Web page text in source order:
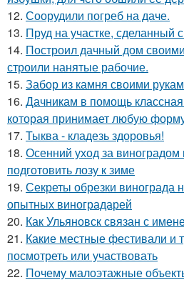
12. Соорудили погреб на даче.
13. Пруд на участке, сделанный
14. Построил дачный дом
строили нанятые рабочие.
15. Забор из камня своими
16. Дачникам в помощь
которая принимает любую
17. Тыква - кладезь здоровья!
18. Осенний уход за виноградом
подготовить лозу к зиме
19. Секреты обрезки винограда
опытных виноградарей
20. Как Ульяновск связан с
21. Какие местные фестивали и
посмотреть или участвовать
22. Почему малоэтажные